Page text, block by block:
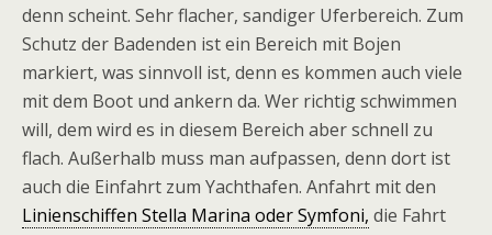
denn scheint. Sehr flacher, sandiger Uferbereich. Zum
Schutz der Badenden ist ein Bereich mit Bojen
markiert, was sinnvoll ist, denn es kommen auch viele
mit dem Boot und ankern da. Wer richtig schwimmen
will, dem wird es in diesem Bereich aber schnell zu
flach. Außerhalb muss man aufpassen, denn dort ist
auch die Einfahrt zum Yachthafen. Anfahrt mit den
Linienschiffen Stella Marina oder Symfoni, die Fahrt